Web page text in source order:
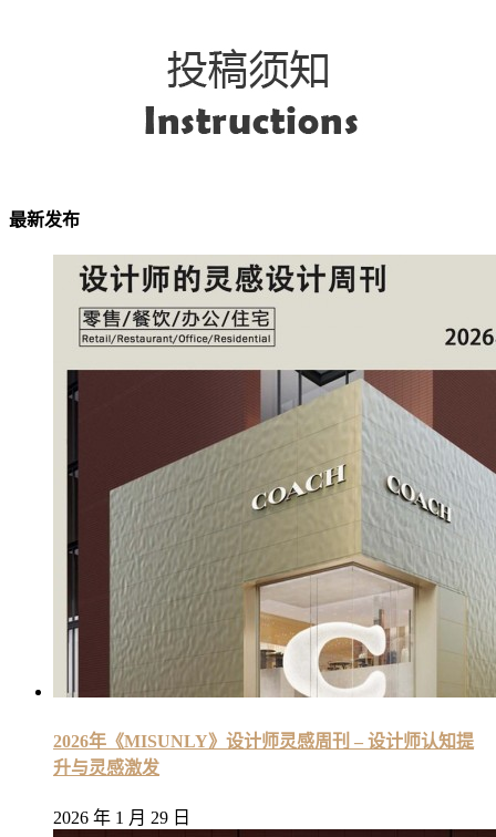
最新发布
2026年《MISUNLY》设计师灵感周刊 – 设计师认知提
升与灵感激发
2026 年 1 月 29 日